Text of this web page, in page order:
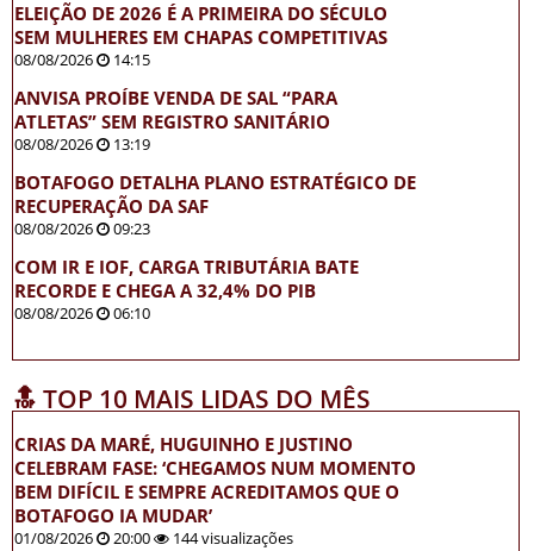
ELEIÇÃO DE 2026 É A PRIMEIRA DO SÉCULO
SEM MULHERES EM CHAPAS COMPETITIVAS
08/08/2026 14:15
ANVISA PROÍBE VENDA DE SAL “PARA
ATLETAS” SEM REGISTRO SANITÁRIO
08/08/2026 13:19
BOTAFOGO DETALHA PLANO ESTRATÉGICO DE
RECUPERAÇÃO DA SAF
08/08/2026 09:23
COM IR E IOF, CARGA TRIBUTÁRIA BATE
RECORDE E CHEGA A 32,4% DO PIB
08/08/2026 06:10
🔝 TOP 10 MAIS LIDAS DO MÊS
CRIAS DA MARÉ, HUGUINHO E JUSTINO
CELEBRAM FASE: ‘CHEGAMOS NUM MOMENTO
BEM DIFÍCIL E SEMPRE ACREDITAMOS QUE O
BOTAFOGO IA MUDAR’
01/08/2026 20:00 144 visualizações